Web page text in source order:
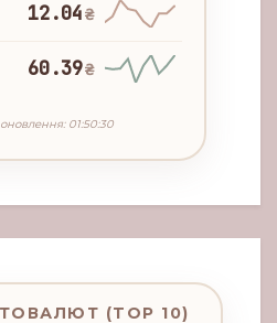
12.04₴
60.39₴
01:50:30
(TOP 10)